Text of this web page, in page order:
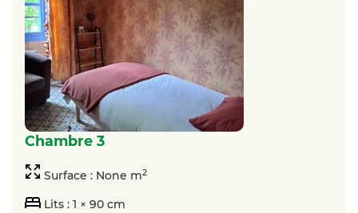
chambre 3
Surface : None m2
Lits : 1 × 90 cm